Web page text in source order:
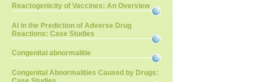
Reactogenicity of Vaccines: An Overview
AI in the Prediction of Adverse Drug
Reactions: Case Studies
Congenital abnormalitie
Congenital Abnormalities Caused by Drugs: